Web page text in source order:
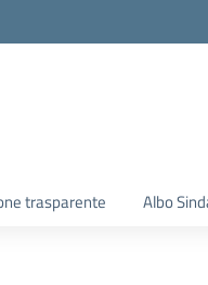
trasparente Albo